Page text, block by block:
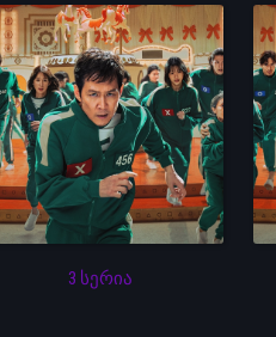
3 სერია